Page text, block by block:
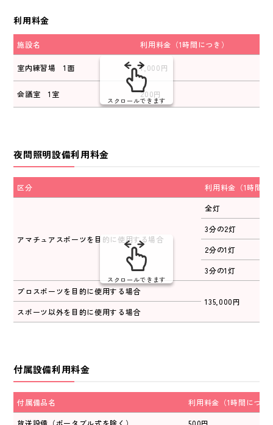
利用料金
施設名 利用料金（1時間につき）
室内練習場 1面 1,000円
会議室 1室 200円
スクロールできます
夜間照明設備利用料金
区分 利用料金（1時間に
アマチュアスポーツを目的に使用する場合
全灯
3分の2灯
2分の1灯
3分の1灯
プロスポーツを目的に使用する場合
135,000円
スポーツ以外を目的に使用する場合
スクロールできます
付属設備利用料金
付属備品名
利用料金（1時間につき
放送設備（ポータブル式を除く）
500円